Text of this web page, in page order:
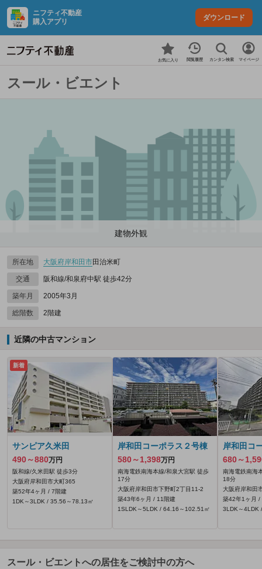
ニフティ不動産
購入アプリ
ダウンロード
お気に入り 閲覧履歴 カンタン検索 マイページ
スール・ビエント
建物外観
所在地 大阪府岸和田市田治米町
交通 阪和線/和泉府中駅 徒歩42分
築年月 2005年3月
総階数 2階建
近隣の中古マンション
新着
サンピア久米田
490～880万円
阪和線/久米田駅 徒歩3分
大阪府岸和田市大町365
築52年4ヶ月 / 7階建
1DK～3LDK / 35.56～78.13㎡
岸和田コーポラス２号棟
580～1,398万円
南海電鉄南海本線/和泉大宮駅 徒歩
17分
大阪府岸和田市下野町2丁目11-2
築43年6ヶ月 / 11階建
1SLDK～5LDK / 64.16～102.51㎡
岸和田コ
680～
南海電鉄南海
18分
大阪府岸和田
築42年1ヶ月 /
3LDK～4LDK
スール・ビエントへの居住をご検討中の方へ